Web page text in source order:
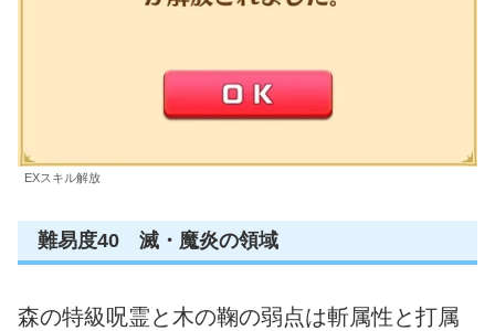
EXスキル解放
難易度40 滅・魔炎の領域
森の特級呪霊と木の鞠の弱点は斬属性と打属